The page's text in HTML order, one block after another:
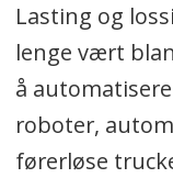
Lasting og
lenge vært
å
roboter,
førerløse